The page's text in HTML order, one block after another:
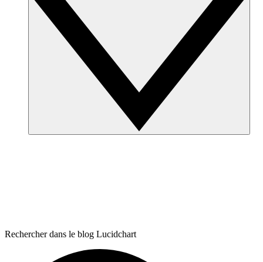
Rechercher dans le blog Lucidchart